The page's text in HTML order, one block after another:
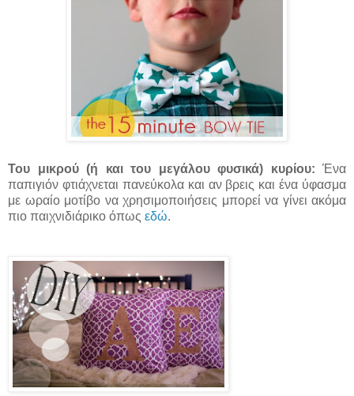
Του μικρού (ή και του μεγάλου φυσικά) κυρίου: Ένα
παπιγιόν φτιάχνεται πανεύκολα και αν βρεις και ένα ύφασμα
με ωραίο μοτίβο να χρησιμοποιήσεις μπορεί να γίνει ακόμα
πιο παιχνιδιάρικο όπως εδώ.